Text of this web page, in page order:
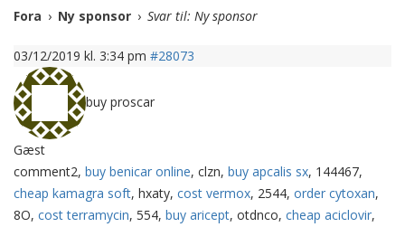
Fora › Ny sponsor › Svar til: Ny sponsor
03/12/2019 kl. 3:34 pm #28073
buy proscar
Gæst
comment2, buy benicar online, clzn, buy apcalis sx, 144467,
cheap kamagra soft, hxaty, cost vermox, 2544, order cytoxan,
8O, cost terramycin, 554, buy aricept, otdnco, cheap aciclovir,